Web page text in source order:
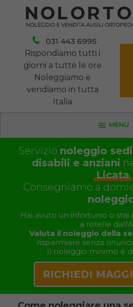
031 443 6995
Rispondiamo tutti i
giorni a tutte le ore
Noleggiamo e
vendiamo in tutta
Italia
MENU
Servizio noleggio
disabili e anziani
Licata
Consegniamo a
Hai avuto un infortunio o stai
a rotelle
Valuta il noleggio della
risparmiare senza
Il noleggio minimo è
RICHIEDI